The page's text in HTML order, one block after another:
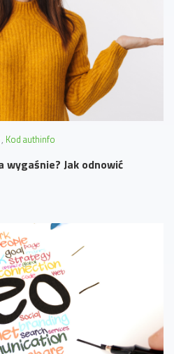
Kod authinfo
wygaśnie? Jak odnowić